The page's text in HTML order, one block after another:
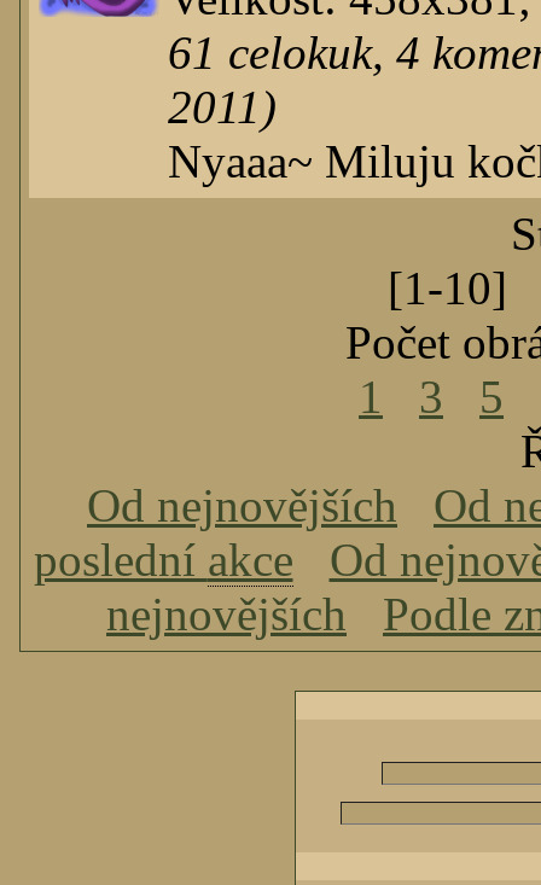
61 celokuk,4
2011)
Nyaaa~ Miluju
[1-
Počet
1
3 5
Od nejnovějších
Od
poslední akce
Od
nejnovějších
Podle